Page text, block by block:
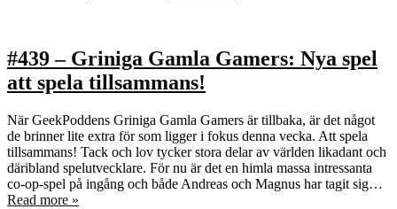
#439 – Griniga Gamla Gamers: Nya spel
att spela tillsammans!
När GeekPoddens Griniga Gamla Gamers är tillbaka, är det något
de brinner lite extra för som ligger i fokus denna vecka. Att spela
tillsammans! Tack och lov tycker stora delar av världen likadant och
däribland spelutvecklare. För nu är det en himla massa intressanta
co-op-spel på ingång och både Andreas och Magnus har tagit sig…
Read more »